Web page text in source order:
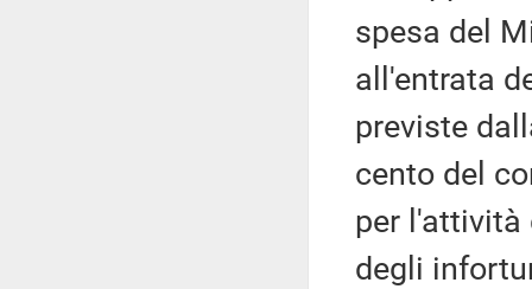
spesa del
all'entrata
previste
cento del
per l'attività
degli